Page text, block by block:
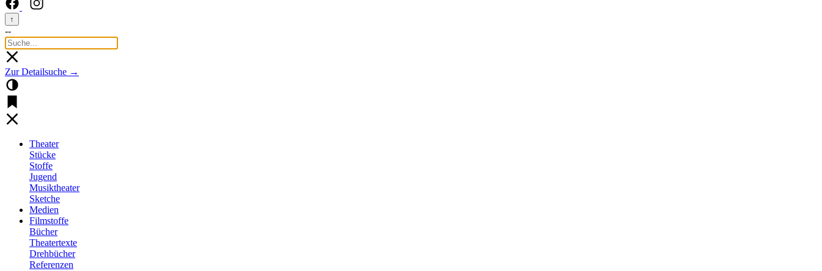
↑
--
Zur Detailsuche →
Theater
Stücke
Stoffe
Jugend
Musiktheater
Sketche
Medien
Filmstoffe
Bücher
Theatertexte
Drehbücher
Referenzen